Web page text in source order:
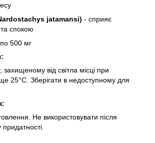
jatamansi) - сприяє
спокою
500 мг
захищеному від світла місці при
25°C. Зберігати в недоступному для
Не використовувати після
придатності.